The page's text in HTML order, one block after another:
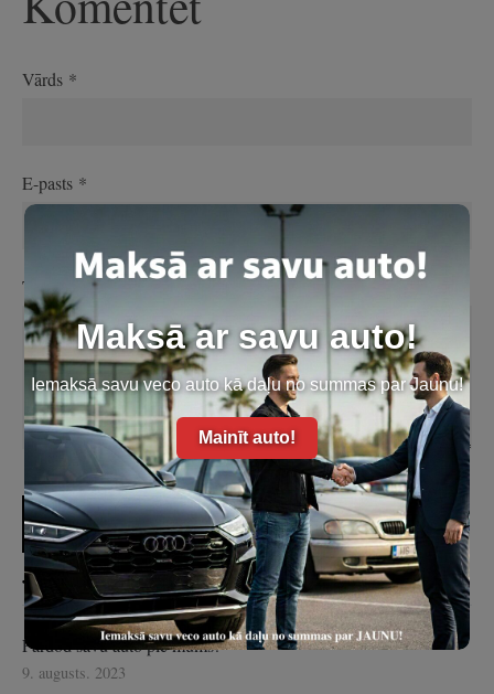
Maksā ar savu auto!
Iemaksā savu veco auto kā daļu no summas par Jaunu!
Mainīt auto!
Jaunākie ieraksti
Pārdod savu auto pie mums!
9. augusts. 2023
Vārds *
E-pasts *
Tavs komentārs